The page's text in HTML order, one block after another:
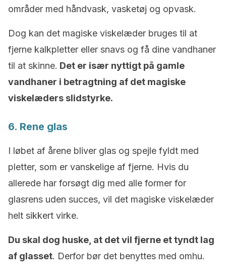
områder med håndvask, vasketøj og opvask.
Dog kan det magiske viskelæder bruges til at
fjerne kalkpletter eller snavs og få dine vandhaner
til at skinne. Det er især nyttigt på gamle
vandhaner i betragtning af det magiske
viskelæders slidstyrke.
6. Rene glas
I løbet af årene bliver glas og spejle fyldt med
pletter, som er vanskelige af fjerne. Hvis du
allerede har forsøgt dig med alle former for
glasrens uden succes, vil det magiske viskelæder
helt sikkert virke.
Du skal dog huske, at det vil fjerne et tyndt lag
af glasset. Derfor bør det benyttes med omhu.